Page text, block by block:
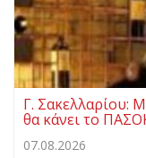
Γ. Σακελλαρίου:
θα κάνει το
07.08.2026